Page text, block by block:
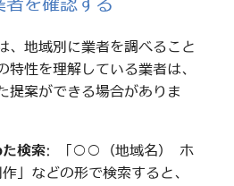
、地域別に業者を調べること
特性を理解している業者は、
提案ができる場合がありま
検索: 「○○（地域名） ホ
」などの形で検索すると、